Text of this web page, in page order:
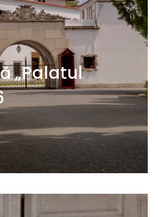
„Palatul